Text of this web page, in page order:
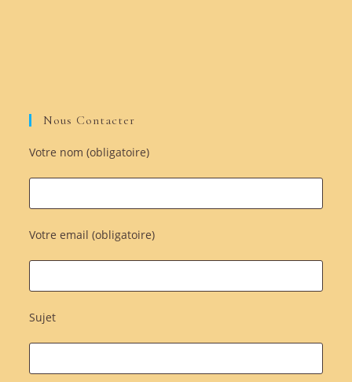
Nous Contacter
Votre nom (obligatoire)
Votre email (obligatoire)
Sujet